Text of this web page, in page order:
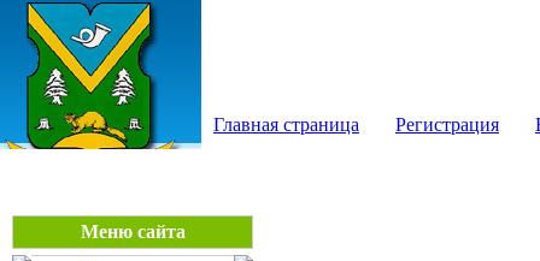
Главная страница Регистрация
Меню сайта